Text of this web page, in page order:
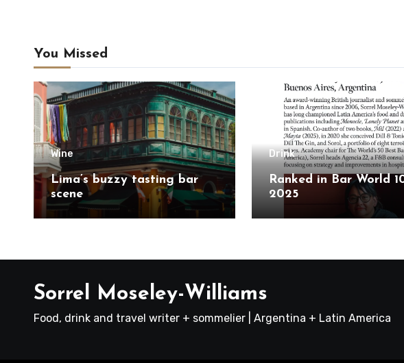
You Missed
Wine
Lima’s buzzy tasting bar
scene
Drink
Ranked in Bar World
2025
Sorrel Moseley-Williams
Food, drink and travel writer + sommelier | Argentina + Latin America